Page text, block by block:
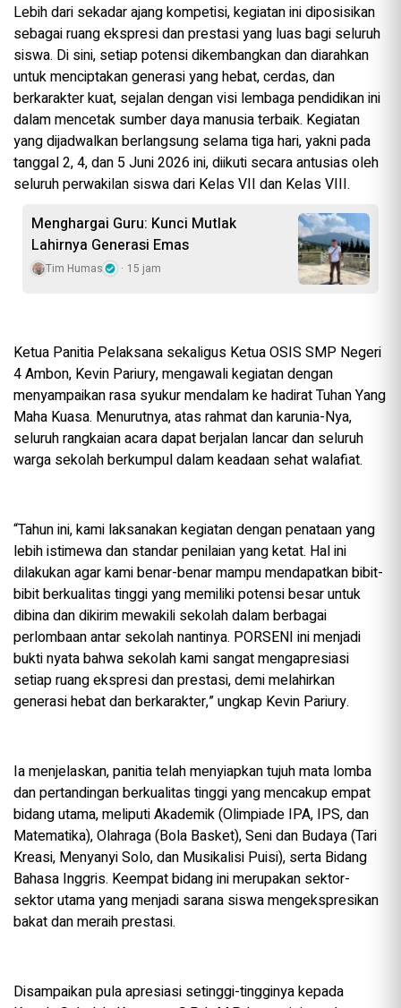
Lebih dari sekadar ajang kompetisi, kegiatan ini diposisikan
sebagai ruang ekspresi dan prestasi yang luas bagi seluruh
siswa. Di sini, setiap potensi dikembangkan dan diarahkan
untuk menciptakan generasi yang hebat, cerdas, dan
berkarakter kuat, sejalan dengan visi lembaga pendidikan ini
dalam mencetak sumber daya manusia terbaik. Kegiatan
yang dijadwalkan berlangsung selama tiga hari, yakni pada
tanggal 2, 4, dan 5 Juni 2026 ini, diikuti secara antusias oleh
seluruh perwakilan siswa dari Kelas VII dan Kelas VIII.
Menghargai Guru: Kunci Mutlak
Lahirnya Generasi Emas
Tim Humas 15 jam
Ketua Panitia Pelaksana sekaligus Ketua OSIS SMP Negeri
4 Ambon, Kevin Pariury, mengawali kegiatan dengan
menyampaikan rasa syukur mendalam ke hadirat Tuhan Yang
Maha Kuasa. Menurutnya, atas rahmat dan karunia-Nya,
seluruh rangkaian acara dapat berjalan lancar dan seluruh
warga sekolah berkumpul dalam keadaan sehat walafiat.
“Tahun ini, kami laksanakan kegiatan dengan penataan yang
lebih istimewa dan standar penilaian yang ketat. Hal ini
dilakukan agar kami benar-benar mampu mendapatkan bibit-
bibit berkualitas tinggi yang memiliki potensi besar untuk
dibina dan dikirim mewakili sekolah dalam berbagai
perlombaan antar sekolah nantinya. PORSENI ini menjadi
bukti nyata bahwa sekolah kami sangat mengapresiasi
setiap ruang ekspresi dan prestasi, demi melahirkan
generasi hebat dan berkarakter,” ungkap Kevin Pariury.
Ia menjelaskan, panitia telah menyiapkan tujuh mata lomba
dan pertandingan berkualitas tinggi yang mencakup empat
bidang utama, meliputi Akademik (Olimpiade IPA, IPS, dan
Matematika), Olahraga (Bola Basket), Seni dan Budaya (Tari
Kreasi, Menyanyi Solo, dan Musikalisi Puisi), serta Bidang
Bahasa Inggris. Keempat bidang ini merupakan sektor-
sektor utama yang menjadi sarana siswa mengekspresikan
bakat dan meraih prestasi.
Disampaikan pula apresiasi setinggi-tingginya kepada